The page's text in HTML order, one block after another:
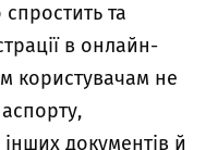
та
в онлайн-
користувачам не
документів й